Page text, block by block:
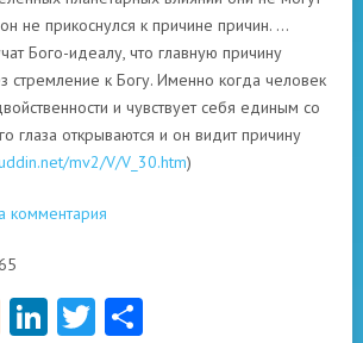
не прикоснулся к причине причин. …
Бого-идеалу, что главную причину
стремление к Богу. Именно когда человек
и чувствует себя единым со
глаза открываются и он видит причину
mv2/V/V_30.htm)
комментария
Odnoklassniki
LinkedIn
Twitter